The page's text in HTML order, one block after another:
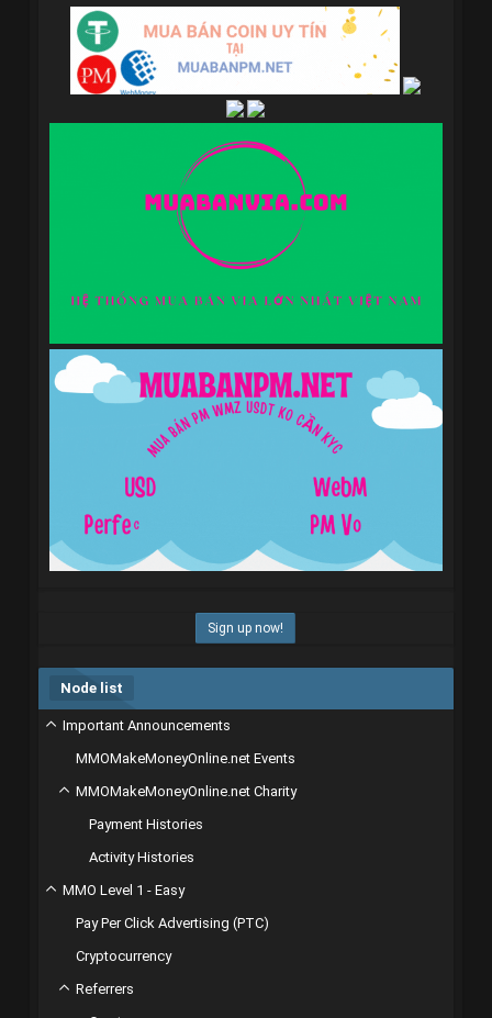
Sign up now!
Node list
Important Announcements
MMOMakeMoneyOnline.net Events
MMOMakeMoneyOnline.net Charity
Payment Histories
Activity Histories
MMO Level 1 - Easy
Pay Per Click Advertising (PTC)
Cryptocurrency
Referrers